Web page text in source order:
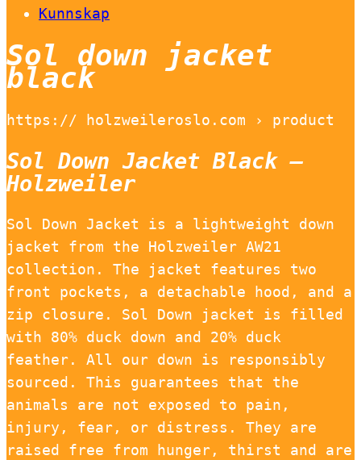
Kunnskap
Sol down jacket
black
https:// holzweileroslo.com › product
Sol Down Jacket Black –
Holzweiler
Sol Down Jacket is a lightweight down
jacket from the Holzweiler AW21
collection. The jacket features two
front pockets, a detachable hood, and a
zip closure. Sol Down jacket is filled
with 80% duck down and 20% duck
feather. All our down is responsibly
sourced. This guarantees that the
animals are not exposed to pain,
injury, fear, or distress. They are
raised free from hunger, thirst and are